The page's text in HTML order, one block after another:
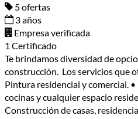
5 ofertas
3 años
Empresa verificada
1 Certificado
Te brindamos diversidad de
construcción. Los servicios que
Pintura residencial y comercial. •
cocinas y cualquier espacio
Construcción de casas,